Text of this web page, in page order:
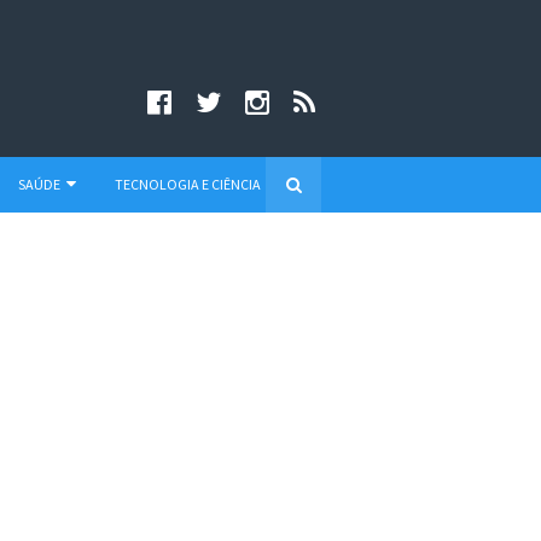
SAÚDE TECNOLOGIA E CIÊNCIA